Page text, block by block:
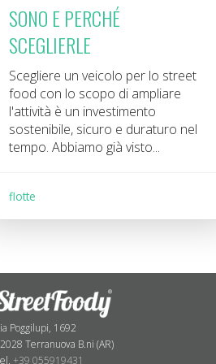
SONO E PERCHÉ
SCEGLIERLE
Scegliere un veicolo per lo street
food con lo scopo di ampliare
l'attività è un investimento
sostenibile, sicuro e duraturo nel
tempo. Abbiamo già visto...
flotte
Poggilupi, 1692
Terranuova B.ni (AR)
+39 055919431